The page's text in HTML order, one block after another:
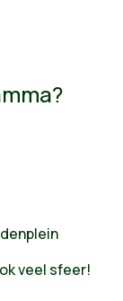
veel sfeer!